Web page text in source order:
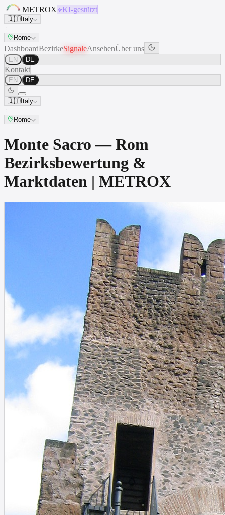
METROX KI-gestützt
🇮🇹Italy
Rome
DashboardBezirkeSignaleAnsehenÜber uns
EN DE
Kontakt
EN DE
🇮🇹Italy
Rome
Monte Sacro — Rom
Bezirksbewertung &
Marktdaten | METROX